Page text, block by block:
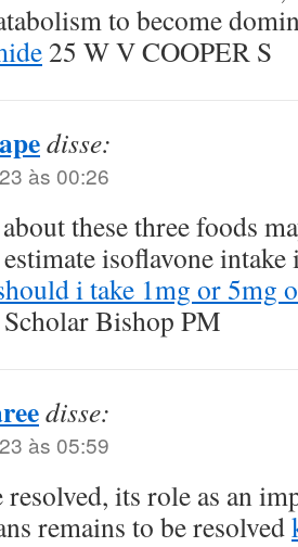
to become
25 W V COOPER S
disse:
às 00:26
these three foods
isoflavone
i take 1mg or 5mg
Bishop PM
disse:
às 05:59
resolved, its role as an
remains to be resolved